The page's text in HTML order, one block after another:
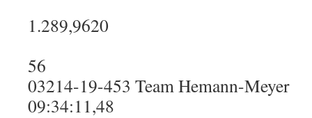
1.289,9620
56
03214-19-453 Team Hemann-Meyer
09:34:11,48